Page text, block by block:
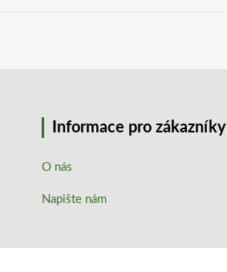
Informace pro zákazníky
O nás
Napište nám